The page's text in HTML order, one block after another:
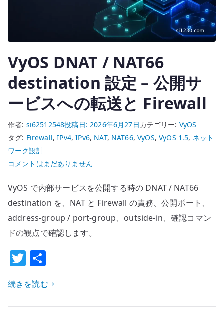
の
VyOS DNAT / NAT66
destination 設定 – 公開サ
ービスへの転送と Firewall
作者: si62512548投稿日:2026年6月27日カテゴリー: VyOS
タグ: Firewall,IPv4,IPv6, NAT, NAT66,VyOS,VyOS 1.5, ネット
ワーク設計
VyOS
/
NAT66
destination
設
–
公
開
ー
コメントはまだありません
VyOS で内部サービスを公開する時の DNAT / NAT66
destination を、NAT と Firewall の責務、公開ポート、
address-group / port-group、outside-in、確認コマン
ドの観点で確認します。
T
w
it
te
続きを読む